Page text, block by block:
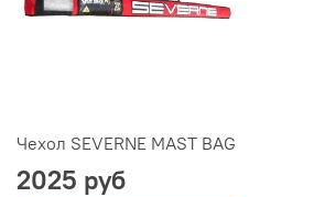
Чехол SEVERNE MAST BAG
2025 руб